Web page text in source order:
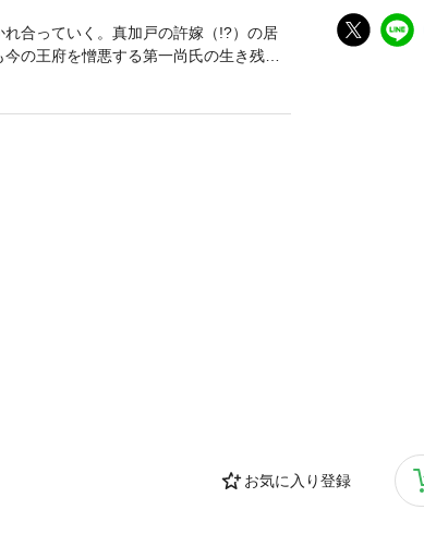
お気に入り登録
合っていく。真加戸の許嫁（!?）の居
の王府を憎悪する第一尚氏の生き残り